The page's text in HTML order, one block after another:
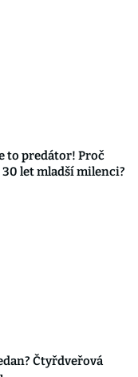
to predátor! Proč
let mladší milenci?
Čtyřdveřová